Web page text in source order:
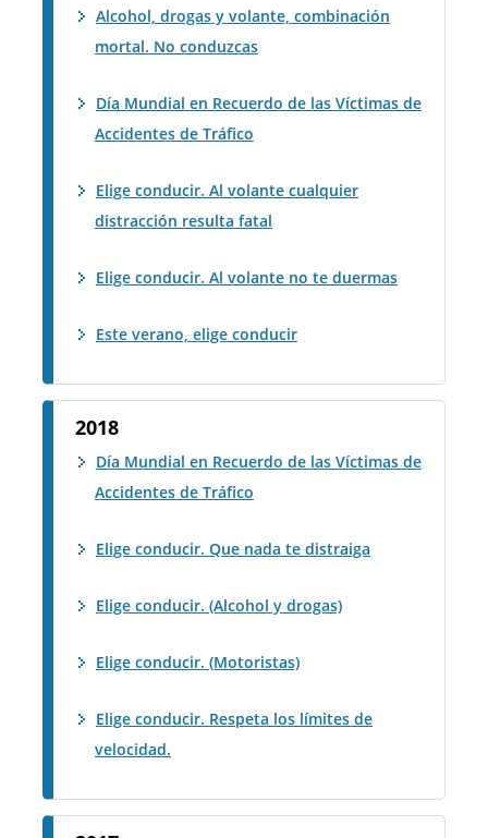
Alcohol, drogas y volante, combinación
mortal. No conduzcas
Día Mundial en Recuerdo de las Víctimas de
Accidentes de Tráfico
Elige conducir. Al volante cualquier
distracción resulta fatal
Elige conducir. Al volante no te duermas
Este verano, elige conducir
2018
Día Mundial en Recuerdo de las Víctimas de
Accidentes de Tráfico
Elige conducir. Que nada te distraiga
Elige conducir. (Alcohol y drogas)
Elige conducir. (Motoristas)
Elige conducir. Respeta los límites de
velocidad.